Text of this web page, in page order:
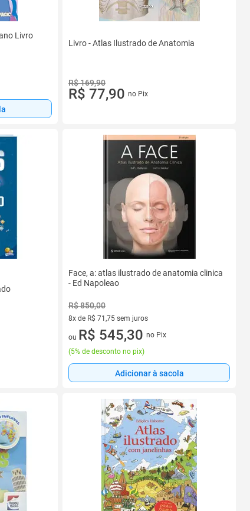
Livro
Livro - Atlas Ilustrado de Anatomia
R$ 169,90
R$ 77,90 no Pix
Face, a: atlas ilustrado de anatomia clinica
- Ed Napoleao
R$ 850,00
8x de R$ 71,75 sem juros
8 vez de R$ 71,75 sem juros
ou R$ 545,30 no Pix
(5% de desconto no pix)
Adicionar à sacola